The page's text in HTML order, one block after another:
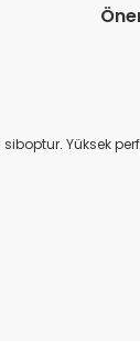
Yüksek